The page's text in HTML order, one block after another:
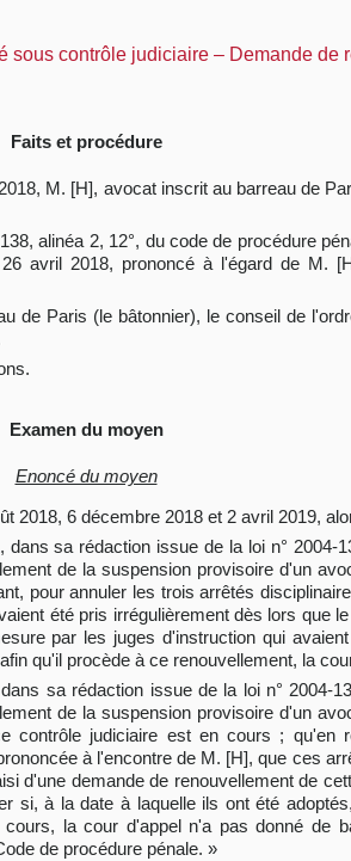
contrôle judiciaire – Demande
Faits et procédure
M. [H], avocat inscrit au barreau de
alinéa 2, 12°, du code de procédure
avril 2018, prononcé à l'égard de M.
de Paris (le bâtonnier), le conseil de
Examen du moyen
Enoncé du moyen
2018, 6 décembre 2018 et 2 avril 2019,
sa rédaction issue de la loi n° 2004-
de la suspension provisoire d'un
pour annuler les trois arrêtés
été pris irrégulièrement dès lors que
par les juges d'instruction qui
qu'il procède à ce renouvellement, la
sa rédaction issue de la loi n° 2004-
de la suspension provisoire d'un
contrôle judiciaire est en cours ; qu'en
à l'encontre de M. [H], que ces
d'une demande de renouvellement de
si, à la date à laquelle ils ont été
la cour d'appel n'a pas donné de
de procédure pénale. »